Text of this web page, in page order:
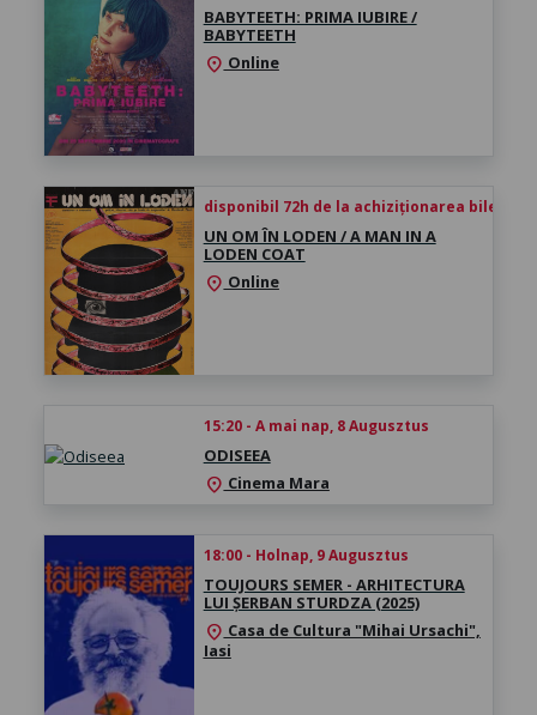
BABYTEETH: PRIMA IUBIRE /
BABYTEETH
location_on Online
disponibil 72h de la achiziționarea biletului
UN OM ÎN LODEN / A MAN IN A
LODEN COAT
location_on Online
15:20 - A mai nap, 8 Augusztus
ODISEEA
location_on Cinema Mara
18:00 - Holnap, 9 Augusztus
TOUJOURS SEMER - ARHITECTURA
LUI ȘERBAN STURDZA (2025)
location_on Casa de Cultura "Mihai Ursachi",
Iasi